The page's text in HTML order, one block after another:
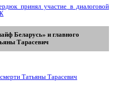
принял участие в диалоговой
Беларусь» и главного
Tарасевич
Татьяны Тарасевич